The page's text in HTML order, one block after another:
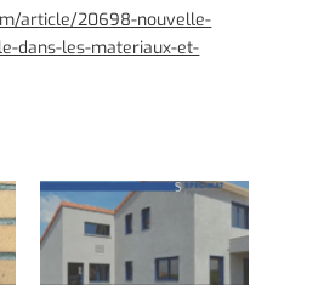
article/20698-nouvelle-
dans-les-materiaux-et-